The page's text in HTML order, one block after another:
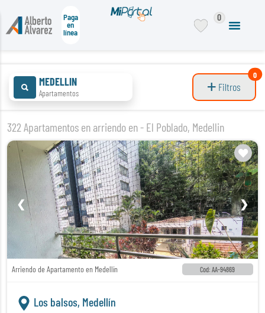
Paga
en
línea
0
MEDELLIN
Apartamentos Filtros
0
322 Apartamentos en arriendo en - El Poblado, Medellin
❮ ❯
Arriendo de Apartamento en Medellín Cod: AA-94869
Los balsos, Medellín